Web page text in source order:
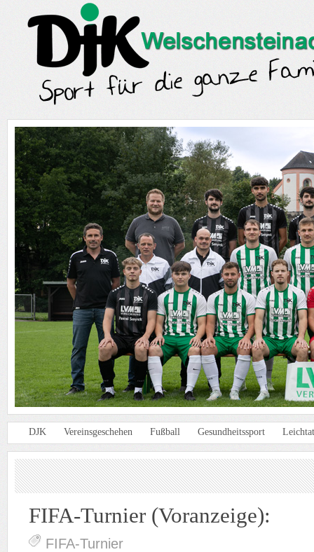
DJK Vereinsgeschehen Fußball Gesundheitssport
FIFA-Turnier (Voranzeige):
FIFA-Turnier